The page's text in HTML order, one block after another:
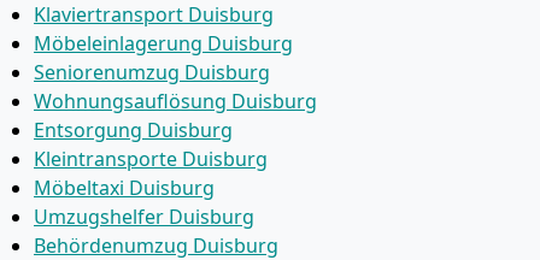
Klaviertransport Duisburg
Möbeleinlagerung Duisburg
Seniorenumzug Duisburg
Wohnungsauflösung Duisburg
Entsorgung Duisburg
Kleintransporte Duisburg
Möbeltaxi Duisburg
Umzugshelfer Duisburg
Behördenumzug Duisburg